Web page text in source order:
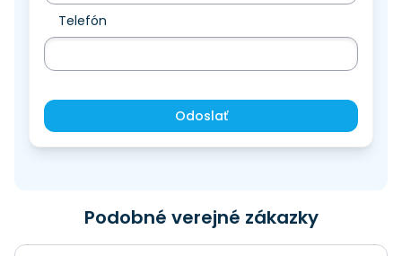
Telefón
Odoslať
Podobné verejné zákazky